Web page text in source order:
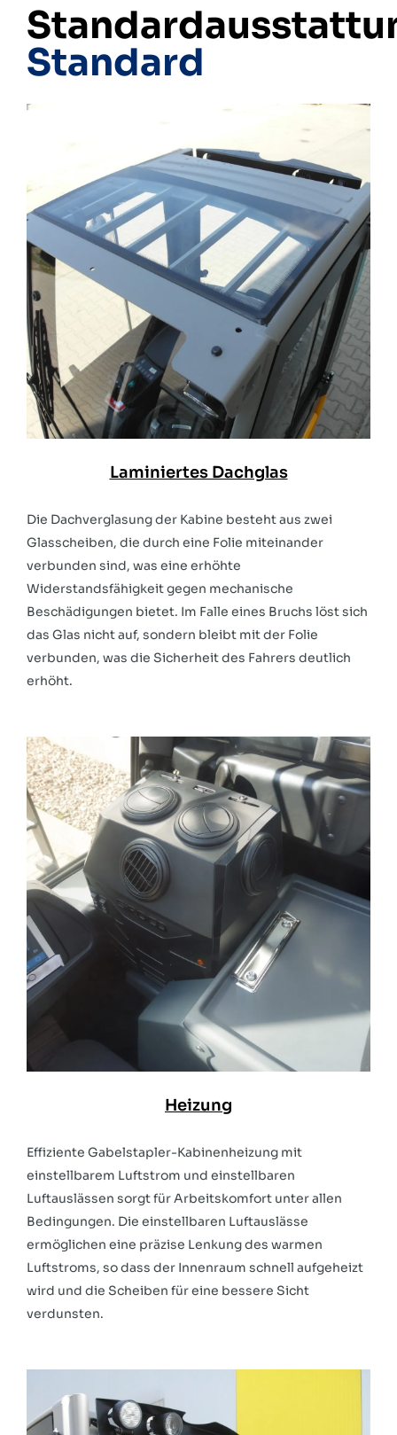
Standard
Laminiertes Dachglas
Die Dachverglasung der Kabine besteht aus zwei
Glasscheiben, die durch eine Folie miteinander
verbunden sind, was eine erhöhte
Widerstandsfähigkeit gegen mechanische
Beschädigungen bietet. Im Falle eines Bruchs löst sich
das Glas nicht auf, sondern bleibt mit der Folie
verbunden, was die Sicherheit des Fahrers deutlich
erhöht.
Heizung
Effiziente Gabelstapler-Kabinenheizung mit
einstellbarem Luftstrom und einstellbaren
Luftauslässen sorgt für Arbeitskomfort unter allen
Bedingungen. Die einstellbaren Luftauslässe
ermöglichen eine präzise Lenkung des warmen
Luftstroms, so dass der Innenraum schnell aufgeheizt
wird und die Scheiben für eine bessere Sicht
verdunsten.